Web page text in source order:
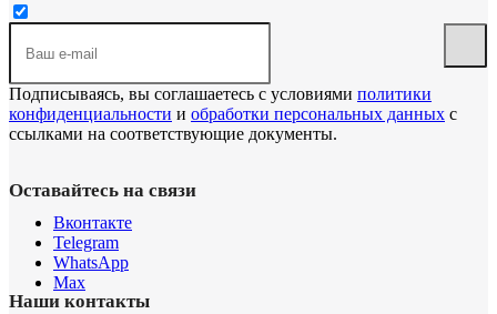
Подписываясь, вы соглашаетесь с условиями политики
конфиденциальности и обработки персональных данных с
ссылками на соответствующие документы.
Оставайтесь на связи
Вконтакте
Telegram
WhatsApp
Max
Наши контакты